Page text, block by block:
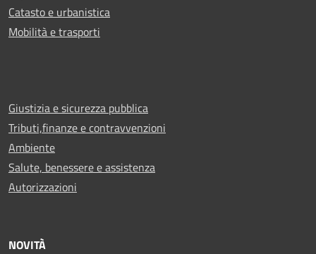
Catasto e urbanistica
Mobilità e trasporti
Giustizia e sicurezza pubblica
Tributi,finanze e contravvenzioni
Ambiente
Salute, benessere e assistenza
Autorizzazioni
NOVITÀ